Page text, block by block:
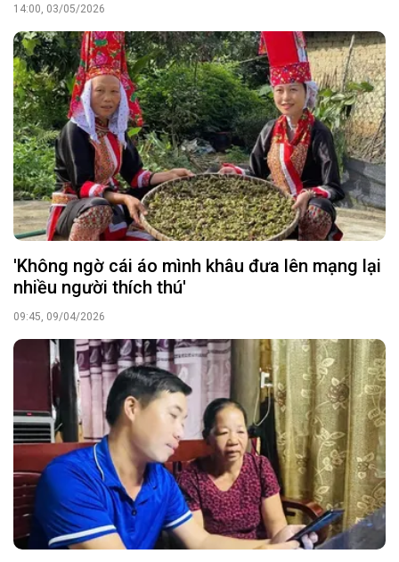
14:00, 03/05/2026
'Không ngờ cái áo mình khâu đưa lên mạng lại
nhiều người thích thú'
09:45, 09/04/2026